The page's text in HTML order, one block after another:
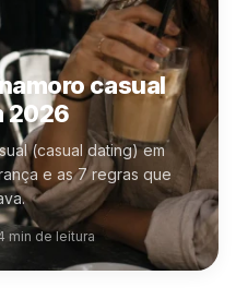
casual
2026
(casual dating) em
e as 7 regras que
min de leitura